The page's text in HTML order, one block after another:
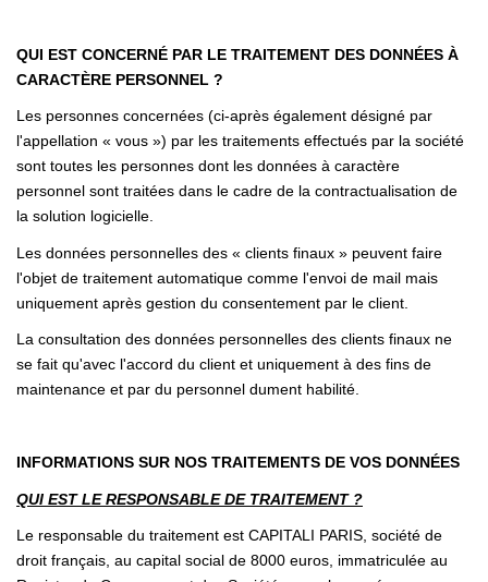
QUI EST CONCERNÉ PAR LE TRAITEMENT DES DONNÉES À
CARACTÈRE PERSONNEL ?
Les personnes concernées (ci-après également désigné par
l'appellation « vous ») par les traitements effectués par la société
sont toutes les personnes dont les données à caractère
personnel sont traitées dans le cadre de la contractualisation de
la solution logicielle.
Les données personnelles des « clients finaux » peuvent faire
l'objet de traitement automatique comme l'envoi de mail mais
uniquement après gestion du consentement par le client.
La consultation des données personnelles des clients finaux ne
se fait qu'avec l'accord du client et uniquement à des fins de
maintenance et par du personnel dument habilité.
INFORMATIONS SUR NOS TRAITEMENTS DE VOS DONNÉES
QUI EST LE RESPONSABLE DE TRAITEMENT ?
Le responsable du traitement est CAPITALI PARIS, société de
droit français, au capital social de 8000 euros, immatriculée au